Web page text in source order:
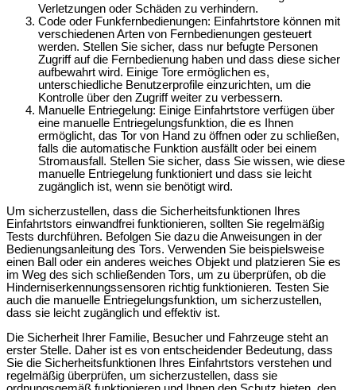
Verletzungen oder Schäden zu verhindern.
Code oder Funkfernbedienungen: Einfahrtstore können mit
verschiedenen Arten von Fernbedienungen gesteuert
werden. Stellen Sie sicher, dass nur befugte Personen
Zugriff auf die Fernbedienung haben und dass diese sicher
aufbewahrt wird. Einige Tore ermöglichen es,
unterschiedliche Benutzerprofile einzurichten, um die
Kontrolle über den Zugriff weiter zu verbessern.
Manuelle Entriegelung: Einige Einfahrtstore verfügen über
eine manuelle Entriegelungsfunktion, die es Ihnen
ermöglicht, das Tor von Hand zu öffnen oder zu schließen,
falls die automatische Funktion ausfällt oder bei einem
Stromausfall. Stellen Sie sicher, dass Sie wissen, wie diese
manuelle Entriegelung funktioniert und dass sie leicht
zugänglich ist, wenn sie benötigt wird.
Um sicherzustellen, dass die Sicherheitsfunktionen Ihres
Einfahrtstors einwandfrei funktionieren, sollten Sie regelmäßig
Tests durchführen. Befolgen Sie dazu die Anweisungen in der
Bedienungsanleitung des Tors. Verwenden Sie beispielsweise
einen Ball oder ein anderes weiches Objekt und platzieren Sie es
im Weg des sich schließenden Tors, um zu überprüfen, ob die
Hinderniserkennungssensoren richtig funktionieren. Testen Sie
auch die manuelle Entriegelungsfunktion, um sicherzustellen,
dass sie leicht zugänglich und effektiv ist.
Die Sicherheit Ihrer Familie, Besucher und Fahrzeuge steht an
erster Stelle. Daher ist es von entscheidender Bedeutung, dass
Sie die Sicherheitsfunktionen Ihres Einfahrtstors verstehen und
regelmäßig überprüfen, um sicherzustellen, dass sie